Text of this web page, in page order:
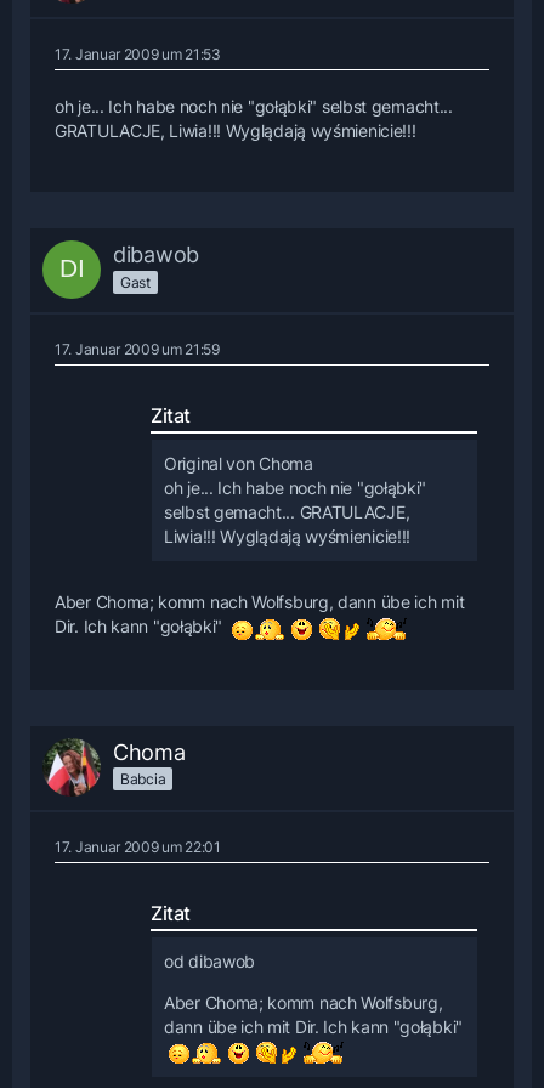
17. Januar 2009 um 21:53
oh je... Ich habe noch nie "gołąbki" selbst gemacht...
GRATULACJE, Liwia!!! Wyglądają wyśmienicie!!!
dibawob
Gast
17. Januar 2009 um 21:59
Zitat
Original von Choma
oh je... Ich habe noch nie "gołąbki"
selbst gemacht... GRATULACJE,
Liwia!!! Wyglądają wyśmienicie!!!
Aber Choma; komm nach Wolfsburg, dann übe ich mit
Dir. Ich kann "gołąbki"
Choma
Babcia
17. Januar 2009 um 22:01
Zitat
od dibawob
Aber Choma; komm nach Wolfsburg,
dann übe ich mit Dir. Ich kann "gołąbki"